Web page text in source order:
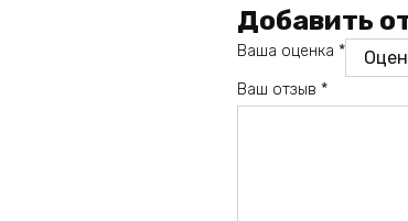
Добавить
Ваша оценка *
Ваш отзыв *